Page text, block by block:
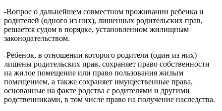
-Вопрос о дальнейшем совместном проживании ребенка и
родителей (одного из них), лишенных родительских прав,
решается судом в порядке, установленном жилищным
законодательством.
-Ребенок, в отношении которого родители (один из них)
лишены родительских прав, сохраняет право собственности
на жилое помещение или право пользования жилым
помещением, а также сохраняет имущественные права,
основанные на факте родства с родителями и другими
родственниками, в том числе право на получение наследства.